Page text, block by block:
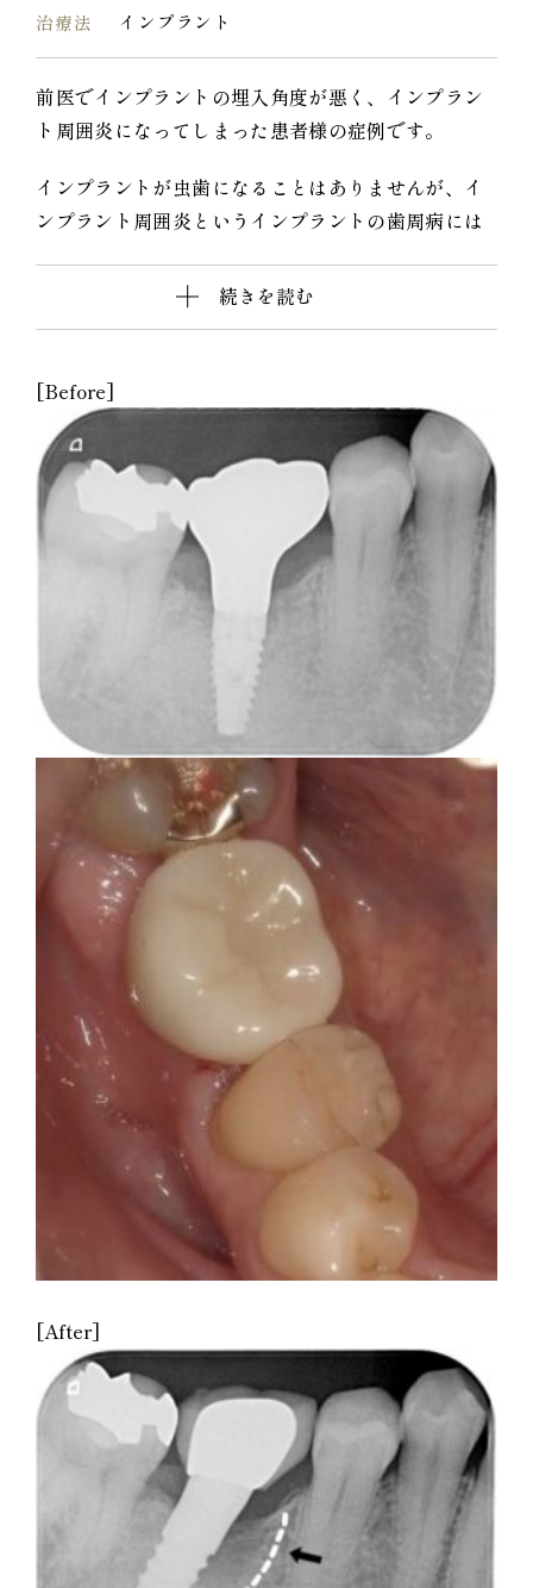
治療法 インプラント
前医でインプラントの埋入角度が悪く、インプラン
ト周囲炎になってしまった患者様の症例です。
インプラントが虫歯になることはありませんが、イ
ンプラント周囲炎というインプラントの歯周病には
インプラント周囲炎の主な原因は汚れ（菌）と力で
まりやすく、噛む力も斜めにかかってしまうため、
インプラント周囲炎になるリスクが大幅に高くなり
ます。
この患者様は内側の骨が大幅に溶けてしまっていた
ので、前のインプラントを撤去して、骨を再生させ
ると同時にインプラントを正しい位置と角度で埋入
し直しました。溶けてしまっていた骨が治っている
こともレントゲンでご確認いただけるかと思いま
インプラントは「どこの位置にどのような角度で入
れるか」によって、一生使い続けられるかどうかの
期待値が大きく異なります。値段だけを基準にクリ
ニックを決めるのではなく、信用できる歯医医師と
治療を進めることをお勧めします。
続きを読む
[Before]
[After]